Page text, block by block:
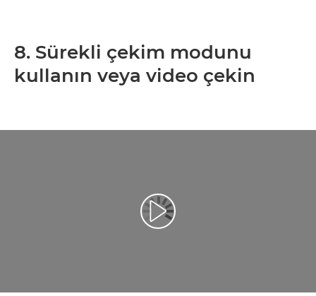
8. Sürekli çekim modunu
kullanın veya video çekin
Video Oynatma